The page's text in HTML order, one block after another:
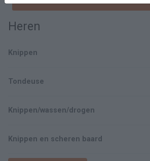
Heren
Knippen
Tondeuse
Knippen/wassen/drogen
Knippen en scheren baard